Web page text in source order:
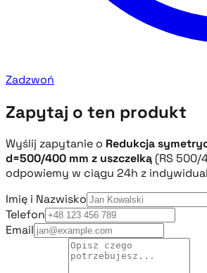
Zadzwoń
Zapytaj o ten produkt
Wyślij zapytanie o Redukcja
d=500/400 mm z uszczelką (RS 500/
odpowiemy w ciągu 24h z
Imię i Nazwisko
Telefon
Email